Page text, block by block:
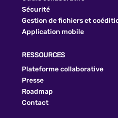
Sécurité
Gestion de fichiers et
Application mobile
RESSOURCES
Plateforme collaborative
Presse
Roadmap
Contact